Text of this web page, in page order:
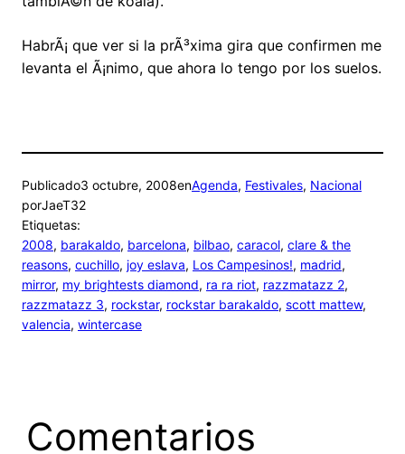
HabrÃ¡ que ver si la prÃ³xima gira que confirmen me
levanta el Ã¡nimo, que ahora lo tengo por los suelos.
Publicado3 octubre, 2008enAgenda, Festivales, Nacional
porJaeT32
Etiquetas:
2008, barakaldo, barcelona, bilbao, caracol, clare & the
reasons, cuchillo, joy eslava, Los Campesinos!, madrid
mirror, my brightests diamond, ra ra riot, razzmatazz 2
razzmatazz 3, rockstar, rockstar barakaldo, scott mattew
valencia, wintercase
Comentarios